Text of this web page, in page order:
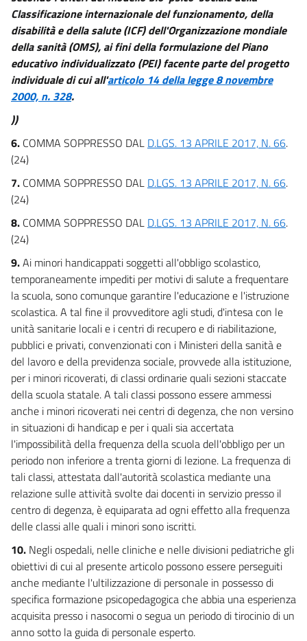
41 bis
41 ter
42
43
44
Classificazione internazionale del funzionamento, della
disabilità e della salute (ICF) dell'Organizzazione mondiale
della sanità (OMS), ai fini della formulazione del Piano
educativo individualizzato (PEI) facente parte del progetto
individuale di cui all'articolo 14 della legge 8 novembre
2000, n. 328.
))
6. COMMA SOPPRESSO DAL D.LGS. 13 APRILE 2017, N. 66.
(24)
7. COMMA SOPPRESSO DAL D.LGS. 13 APRILE 2017, N. 66.
(24)
8. COMMA SOPPRESSO DAL D.LGS. 13 APRILE 2017, N. 66.
(24)
9.Ai minori handicappati soggetti all'obbligo scolastico,
temporaneamente impediti per motivi di salute a frequentare
la scuola, sono comunque garantire l'educazione e l'istruzione
scolastica. A tal fine il provveditore agli studi, d'intesa con le
unità sanitarie locali e i centri di recupero e di riabilitazione,
pubblici e privati, convenzionati con i Ministeri della sanità e
del lavoro e della previdenza sociale, provvede alla istituzione,
per i minori ricoverati, di classi ordinarie quali sezioni staccate
della scuola statale. A tali classi possono essere ammessi
anche i minori ricoverati nei centri di degenza, che non versino
in situazioni di handicap e per i quali sia accertata
l'impossibilità della frequenza della scuola dell'obbligo per un
periodo non inferiore a trenta giorni di lezione. La frequenza di
tali classi, attestata dall'autorità scolastica mediante una
relazione sulle attività svolte dai docenti in servizio presso il
centro di degenza, è equiparata ad ogni effetto alla frequenza
delle classi alle quali i minori sono iscritti.
10. Negli ospedali, nelle cliniche e nelle divisioni pediatriche gli
obiettivi di cui al presente articolo possono essere perseguiti
anche mediante l'ultilizzazione di personale in possesso di
specifica formazione psicopedagogica che abbia una esperienza
acquisita presso i nasocomi o segua un periodo di tirocinio di un
anno sotto la guida di personale esperto.